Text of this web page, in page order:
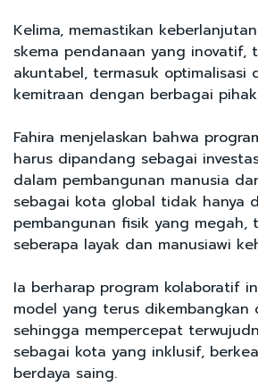
Kelima, memastikan
skema pendanaan yang inovatif,
akuntabel, termasuk optimalisasi
kemitraan dengan berbagai
Fahira menjelaskan bahwa
harus dipandang sebagai
dalam pembangunan manusia
sebagai kota global tidak hanya
pembangunan fisik yang megah,
seberapa layak dan manusiawi
Ia berharap program kolaboratif
model yang terus dikembangkan
sehingga mempercepat
sebagai kota yang inklusif,
berdaya saing.